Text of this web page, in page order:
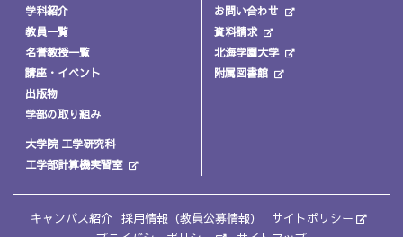
学科紹介
教員一覧
名誉教授一覧
講座・イベント
出版物
学部の取り組み
大学院 工学研究科
工学部計算機実習室
お問い合わせ
資料請求
北海学園大学
附属図書館
キャンパス紹介 採用情報（教員公募情報）
サイトポリシー